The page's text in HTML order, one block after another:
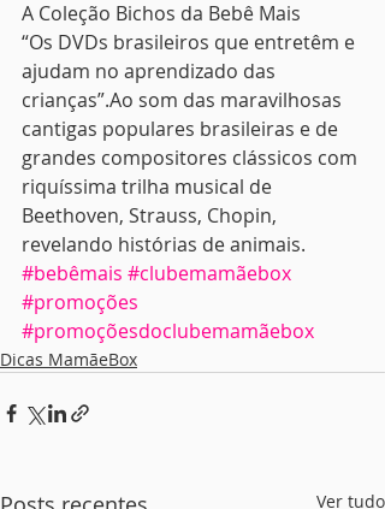
A Coleção Bichos da Bebê Mais
“Os DVDs brasileiros que entretêm e
ajudam no aprendizado das
crianças”.Ao som das maravilhosas
cantigas populares brasileiras e de
grandes compositores clássicos com
riquíssima trilha musical de
Beethoven, Strauss, Chopin,
revelando histórias de animais.
#bebêmais #clubemamãebox
#promoções
#promoçõesdoclubemamãebox
Dicas MamãeBox
Ver tudo